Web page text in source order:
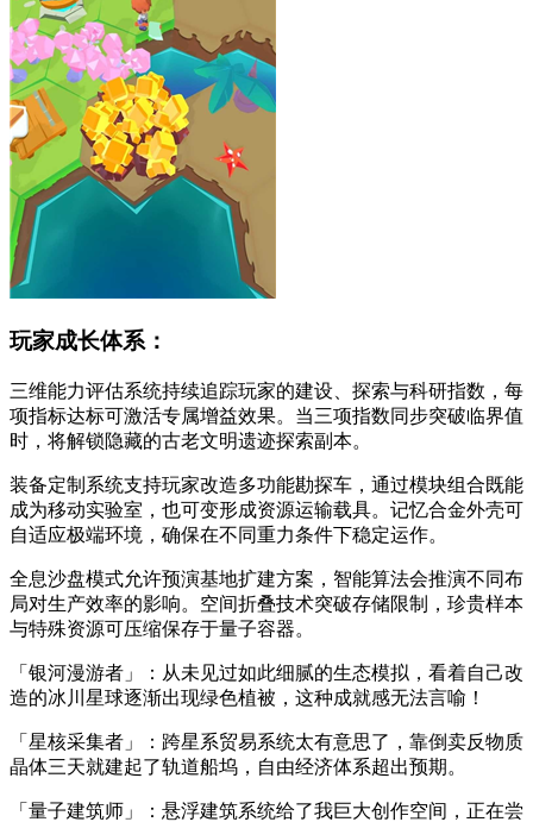
玩家成长体系：
三维能力评估系统持续追踪玩家的建设、探索与科研指数，每
项指标达标可激活专属增益效果。当三项指数同步突破临界值
时，将解锁隐藏的古老文明遗迹探索副本。
装备定制系统支持玩家改造多功能勘探车，通过模块组合既能
成为移动实验室，也可变形成资源运输载具。记忆合金外壳可
自适应极端环境，确保在不同重力条件下稳定运作。
全息沙盘模式允许预演基地扩建方案，智能算法会推演不同布
局对生产效率的影响。空间折叠技术突破存储限制，珍贵样本
与特殊资源可压缩保存于量子容器。
「银河漫游者」：从未见过如此细腻的生态模拟，看着自己改
造的冰川星球逐渐出现绿色植被，这种成就感无法言喻！
「星核采集者」：跨星系贸易系统太有意思了，靠倒卖反物质
晶体三天就建起了轨道船坞，自由经济体系超出预期。
「量子建筑师」：悬浮建筑系统给了我巨大创作空间，正在尝